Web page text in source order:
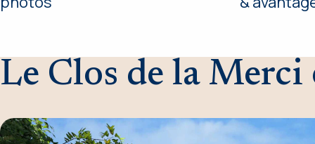
Le Clos de la Merci